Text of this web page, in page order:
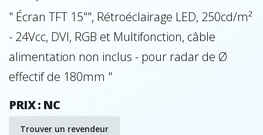
" Écran TFT 15"", Rétroéclairage LED, 250cd/m²
- 24Vcc, DVI, RGB et Multifonction, câble
alimentation non inclus - pour radar de Ø
effectif de 180mm "
PRIX : NC
Trouver un revendeur